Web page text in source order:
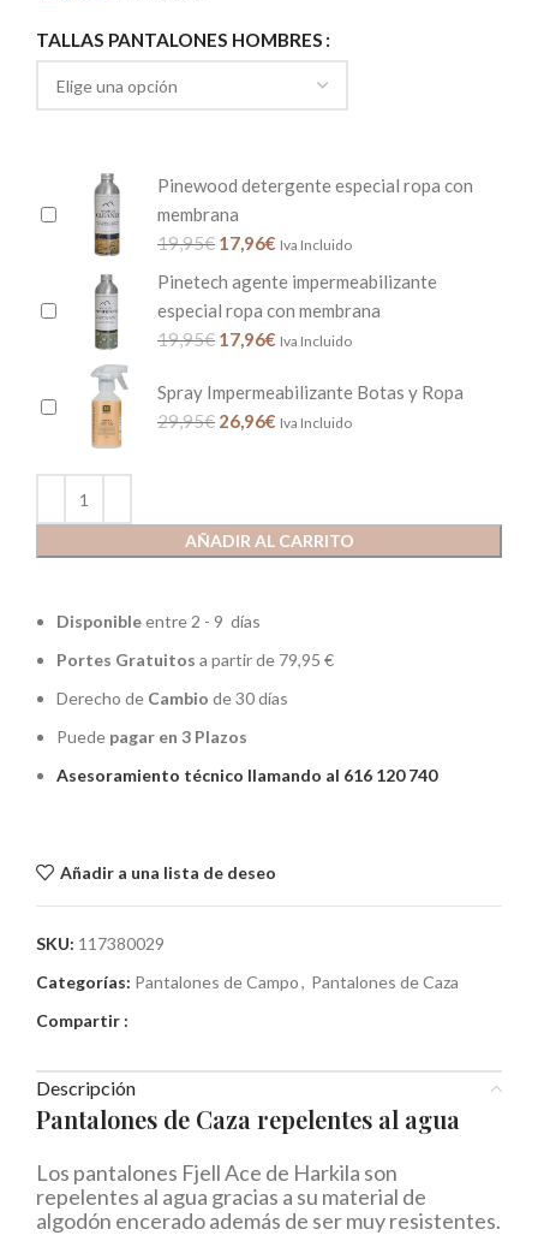
TALLAS PANTALONES HOMBRES
AÑADIR AL CARRITO
Pinewood detergente especial ropa con
membrana
19,95€ 17,96€ Iva Incluido
Pinetech agente impermeabilizante
especial ropa con membrana
19,95€ 17,96€ Iva Incluido
Spray Impermeabilizante Botas y Ropa
29,95€ 26,96€ Iva Incluido
Disponibleentre 2 - 9 días
Portes Gratuitos a partir de 79,95 €
Derecho de Cambio de 30 días
Puede pagar en 3 Plazos
Asesoramiento técnico llamando al 616 120 740
Añadir a una lista de deseo
SKU: 117380029
Categorías: Pantalones de Campo, Pantalones de Caza
Compartir :
Descripción
Pantalones de Caza repelentes al agua
Los pantalones Fjell Ace de Harkila son
repelentes al agua gracias a su material de
algodón encerado además de ser muy resistentes.